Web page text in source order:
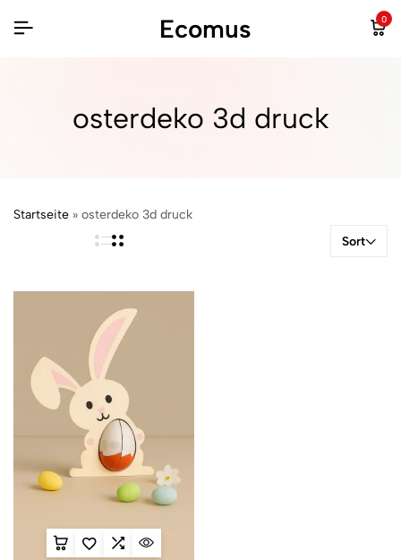
Ecomus 0
osterdeko 3d druck
Startseite » osterdeko 3d druck
Sort